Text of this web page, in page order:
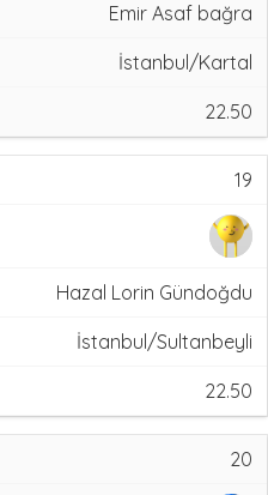
Emir Asaf bağra
İstanbul/Kartal
22.50
19
Hazal Lorin Gündoğdu
İstanbul/Sultanbeyli
22.50
20